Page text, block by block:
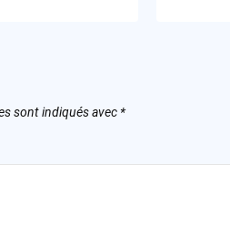
sont indiqués avec *